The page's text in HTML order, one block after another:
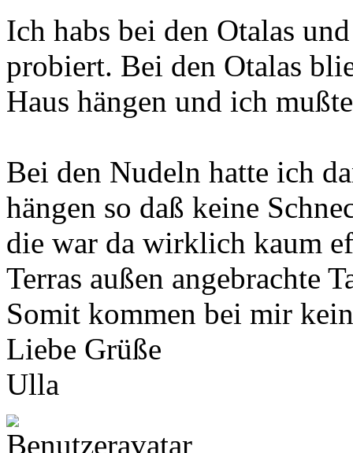
Ich habs bei den Otalas
probiert. Bei den Otalas
Haus hängen und ich
Bei den Nudeln hatte ich
hängen so daß keine
die war da wirklich kaum
Terras außen angebrachte
Somit kommen bei mir
Liebe Grüße
Ulla